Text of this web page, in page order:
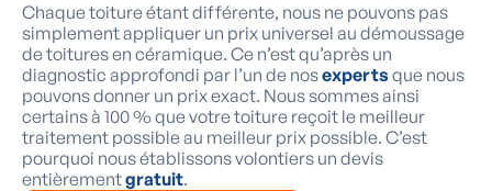
Chaque toiture étant différente, nous ne pouvons pas
simplement appliquer un prix universel au démoussage
de toitures en céramique. Ce n’est qu’après un
diagnostic approfondi par l’un de nosexpertsque nous
pouvons donner un prix exact. Nous sommes ainsi
certains à 100 % que votre toiture reçoit le meilleur
traitement possible au meilleur prix possible. C’est
pourquoi nous établissons volontiers un devis
entièrementgratuit.